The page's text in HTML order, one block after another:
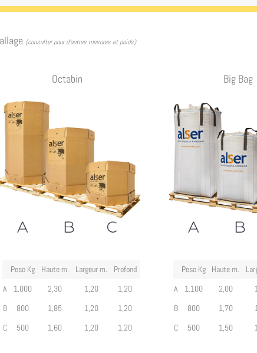
(consulter pour d’autres mesures et poids)
Octabin
Peso Kg Haute m. Largeur m.
Profond
A
1.000 2,30 1,20
1,20
B
800 1,85 1,20
1,20
C
500 1,60 1,20 1,20
Big Bag
Peso Kg Haute m.
A
1.100 2,00
B
800 1,70
C
500 1,50